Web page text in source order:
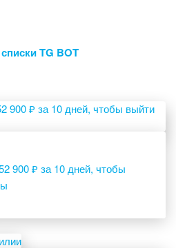
TG BOT
900 ₽ за 10 дней, чтобы